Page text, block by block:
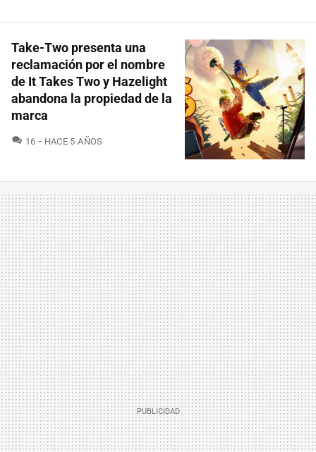
Take-Two presenta una
reclamación por el nombre
de It Takes Two y Hazelight
abandona la propiedad de la
marca
16 COMENTARIOS
HACE 5 AÑOS